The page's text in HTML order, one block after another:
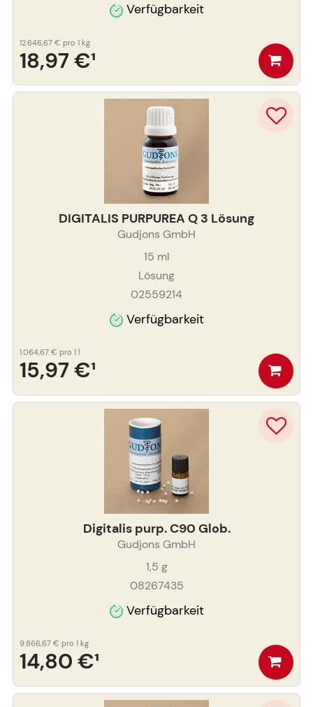
Verfügbarkeit
18,97 €¹
12.646,67 € pro 1 kg
DIGITALIS PURPUREA Q 3 Lösung
Gudjons GmbH
15 ml
Lösung
02559214
Verfügbarkeit
15,97 €¹
1.064,67 € pro 1 l
Digitalis purp. C90 Glob.
Gudjons GmbH
1,5 g
08267435
Verfügbarkeit
14,80 €¹
9.866,67 € pro 1 kg